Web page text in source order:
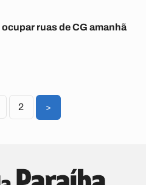
ruas de CG amanhã
2 >